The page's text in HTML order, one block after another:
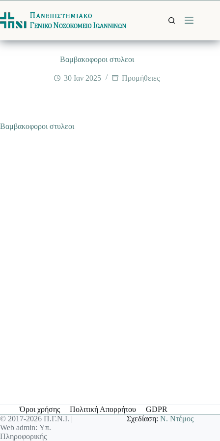
στο
περιεχόμενο
Βαμβακοφοροι στυλεοι
30 Ιαν 2025 Προμήθειες
Βαμβακοφοροι στυλεοι
Όροι χρήσης Πολιτική Απορρήτου
GDPR
© 2017-2026 Π.Γ.Ν.Ι. |
Web admin: Υπ.
Πληροφορικής
Σχεδίαση:Ν. Ντέμος